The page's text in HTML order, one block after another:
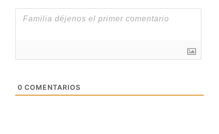
0 COMENTARIOS